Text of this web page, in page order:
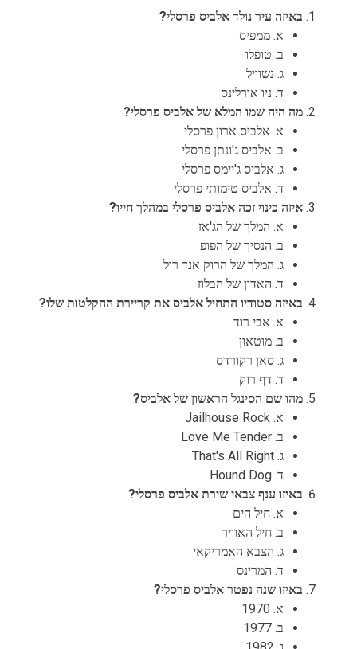
באיזה עיר נולד אלביס פרסלי?
א. ממפיס
ב. טופלו
ג. נשוויל
ד. ניו אורלינס
מה היה שמו המלא של אלביס פרסלי?
א. אלביס ארון פרסלי
ב. אלביס ג'ונתן פרסלי
ג. אלביס ג'יימס פרסלי
ד. אלביס טימותי פרסלי
איזה כינוי זכה אלביס פרסלי במהלך חייו?
א. המלך של הג'אז
ב. הנסיך של הפופ
ג. המלך של הרוק אנד רול
ד. האדון של הבלוז
באיזה סטודיו התחיל אלביס את קריירת ההקלטות שלו?
א. אבי רוד
ב. מוטאון
ג. סאן רקורדס
ד. דף רוק
מהו שם הסינגל הראשון של אלביס?
א. Jailhouse Rock
ב. Love Me Tender
ג. That's All Right
ד. Hound Dog
באיזו ענף צבאי שירת אלביס פרסלי?
א. חיל הים
ב. חיל האוויר
ג. הצבא האמריקאי
ד. המרינס
באיזו שנה נפטר אלביס פרסלי?
א. 1970
ב. 1977